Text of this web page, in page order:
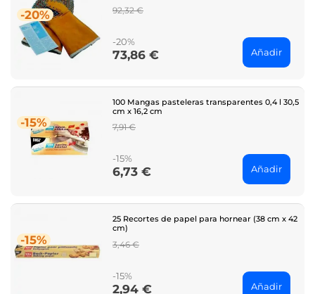
-20%
Regular
92,32 €
-20%
Price
73,86 € Añadir
-15%
100 Mangas pasteleras transparentes 0,4 l 30,5
cm x 16,2 cm
Regular
7,91 €
-15%
Price
6,73 € Añadir
-15%
25 Recortes de papel para hornear (38 cm x 42
cm)
Regular
3,46 €
-15%
Price
2,94 € Añadir